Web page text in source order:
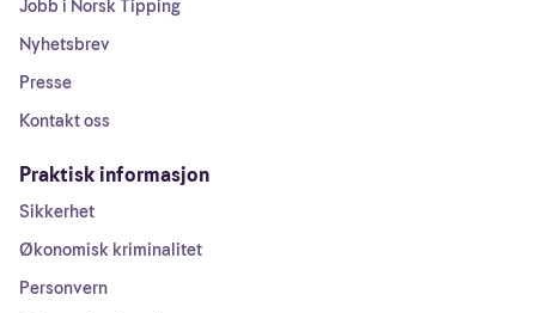
Jobb i Norsk Tipping
Nyhetsbrev
Presse
Kontakt oss
Praktisk informasjon
Sikkerhet
Økonomisk kriminalitet
Personvern